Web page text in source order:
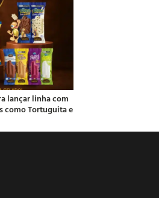
lançar linha com
como Tortuguita e